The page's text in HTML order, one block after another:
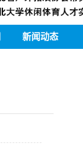
新闻动态